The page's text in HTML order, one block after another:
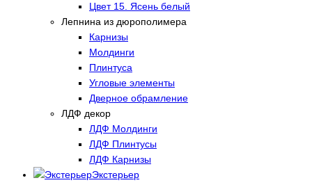
Цвет 15. Ясень белый
Лепнина из дюрополимера
Карнизы
Молдинги
Плинтуса
Угловые элементы
Дверное обрамление
ЛДФ декор
ЛДФ Молдинги
ЛДФ Плинтусы
ЛДФ Карнизы
Экстерьер